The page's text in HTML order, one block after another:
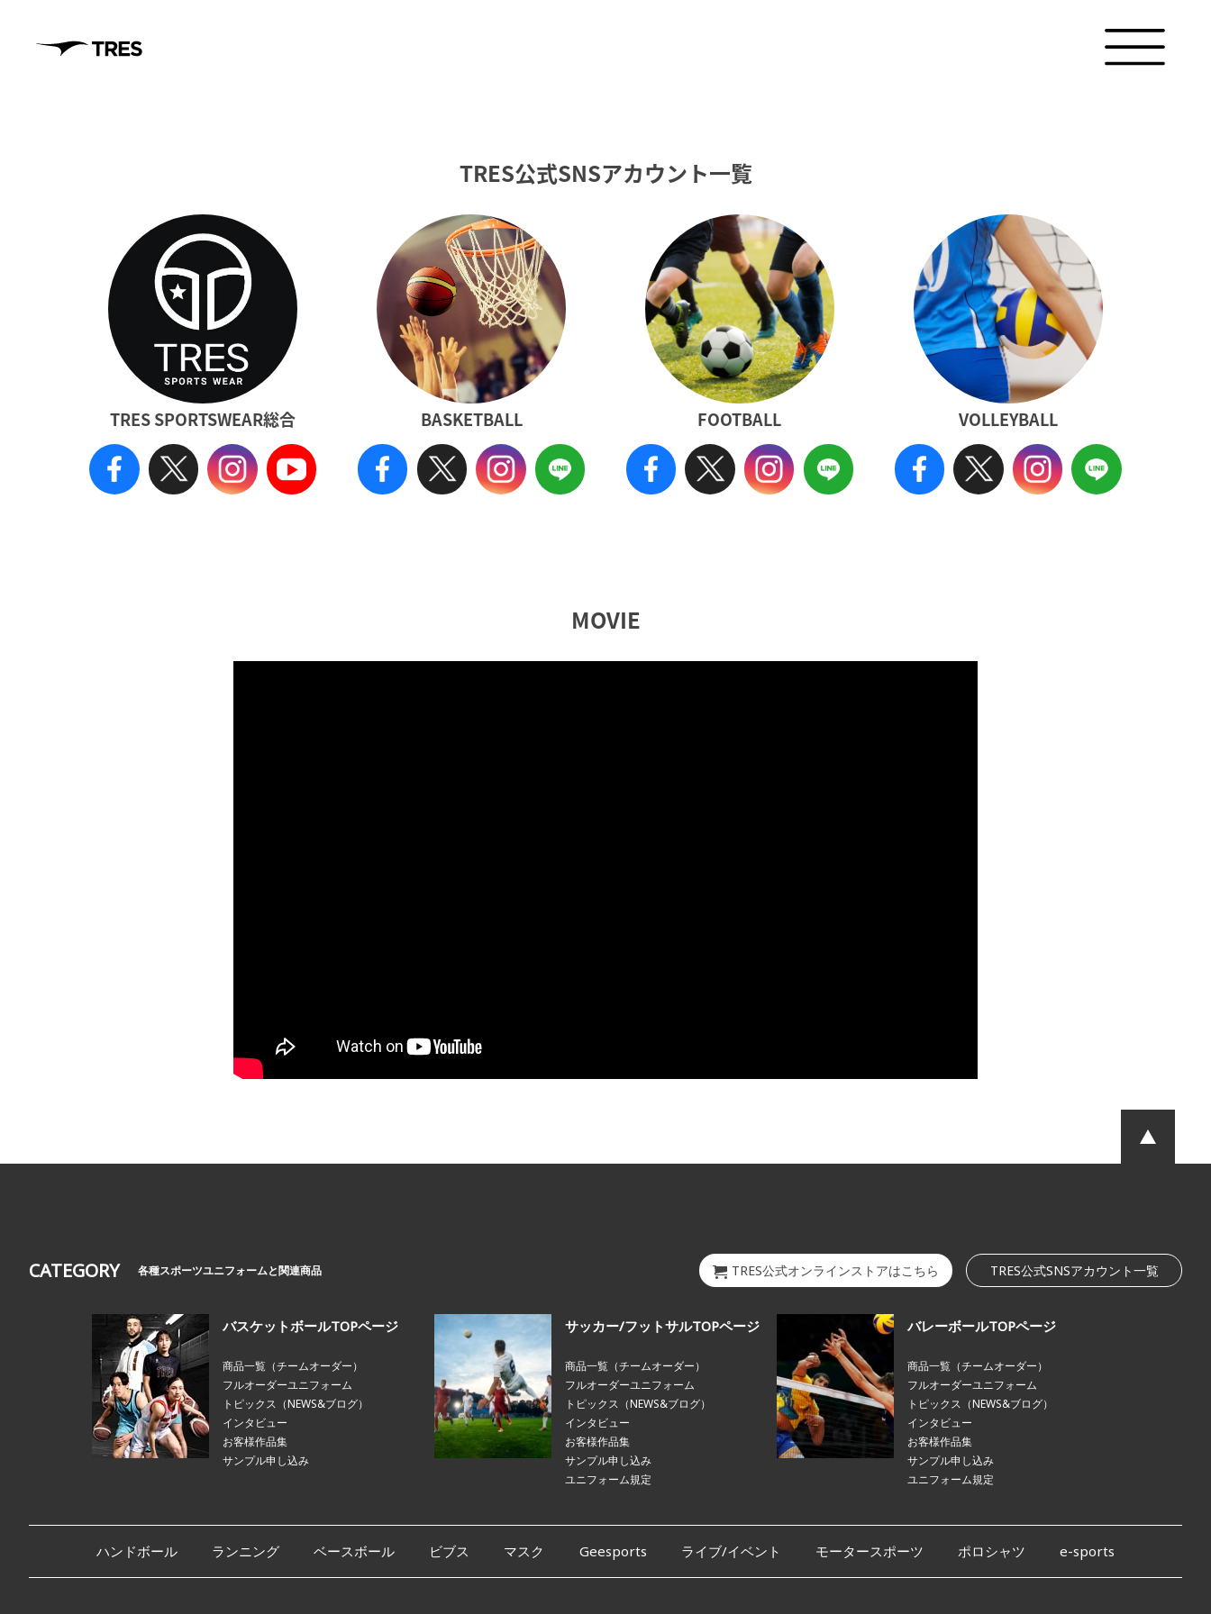
TRES公式SNSアカウント一覧
TRES SPORTSWEAR総合 BASKETBALL FOOTBALL VOLLEYBALL
MOVIE
CATEGORY 各種スポーツユニフォームと関連商品 TRES公式オンラインストアはこちら TRES公式SNSアカウント一覧
バスケットボールTOPページ
商品一覧（チームオーダー）
フルオーダーユニフォーム
トピックス（NEWS&ブログ）
インタビュー
お客様作品集
サンプル申し込み
サッカー/フットサルTOPページ
商品一覧（チームオーダー）
フルオーダーユニフォーム
トピックス（NEWS&ブログ）
インタビュー
お客様作品集
サンプル申し込み
ユニフォーム規定
バレーボールTOPページ
商品一覧（チームオーダー）
フルオーダーユニフォーム
トピックス（NEWS&ブログ）
インタビュー
お客様作品集
サンプル申し込み
ユニフォーム規定
ハンドボール ランニング ベースボール ビブス マスク Geesports ライブ/イベント モータースポーツ ポロシャツ e-sports